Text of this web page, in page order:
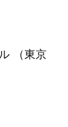
（東京